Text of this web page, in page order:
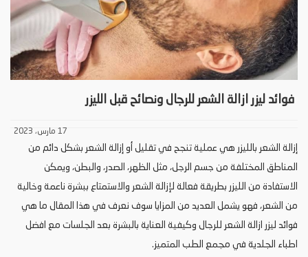
فوائد ليزر ازالة الشعر للرجال ونصائح قبل الليزر
17 مارس، 2023
إزالة الشعر بالليزر هي عملية تنجح في تقليل أو إزالة الشعر بشكل دائم من
المناطق المختلفة من جسم الرجل، مثل الظهر، الصدر، والبطن، ويمكن
الاستفادة من الليزر بطريقة فعالة لإزالة الشعر والاستمتاع ببشرة ناعمة وخالية
من الشعر، فهو يشمل العديد من المزايا سوف نعرف في هذا المقال ما هي
فوائد ليزر ازالة الشعر للرجال وكيفية العناية بالبشرة بعد الجلسات مع افضل
اطباء الجلدية في مجمع الطب المتميز.